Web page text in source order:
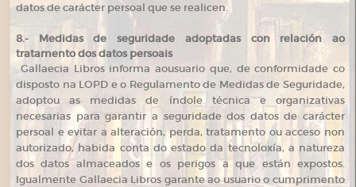
datos de carácter persoal que se realicen.
8.- Medidas de seguridade adoptadas con relación ao
tratamento dos datos persoais
Gallaecia Libros informa aousuario que, de conformidade co
disposto na LOPD e o Regulamento de Medidas de Seguridade,
adoptou as medidas de índole técnica e organizativas
necesarias para garantir a seguridade dos datos de carácter
persoal e evitar a alteración, perda, tratamento ou acceso non
autorizado, habida conta do estado da tecnoloxía, a natureza
dos datos almaceados e os perigos a que están expostos.
Igualmente Gallaecia Libros garante ao usuario o cumprimento